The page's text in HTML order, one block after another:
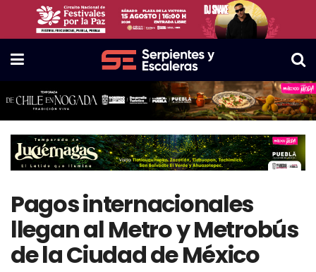
Pagos internacionales
llegan al Metro y Metrobús
de la Ciudad de México